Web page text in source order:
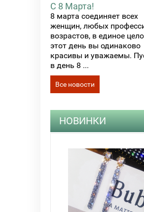
С 8 Марта!
8 марта соединяет всех
женщин, любых
возрастов, в единое
этот день вы одинаково
красивы и уважаемы.
в день 8 ...
Все новости
НОВИНКИ